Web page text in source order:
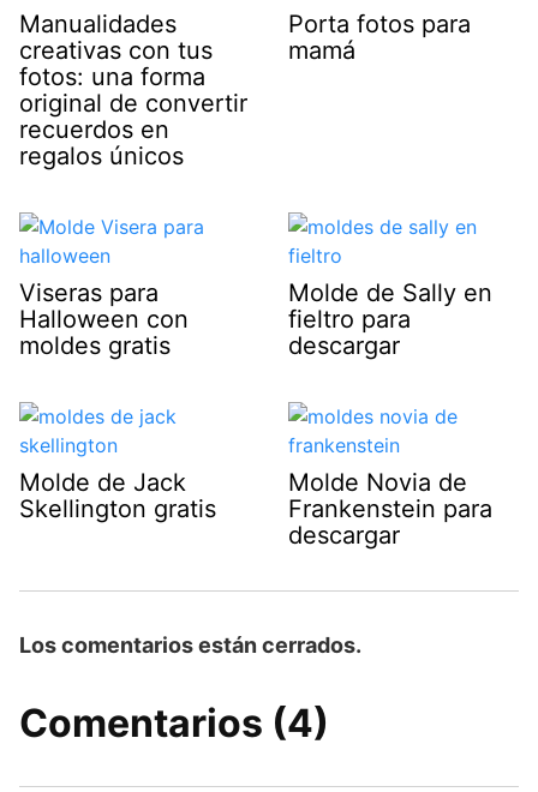
Manualidades
creativas con tus
fotos: una forma
original de convertir
recuerdos en
regalos únicos
Porta fotos para
mamá
Viseras para
Halloween con
moldes gratis
Molde de Sally en
fieltro para
descargar
Molde de Jack
Skellington gratis
Molde Novia de
Frankenstein para
descargar
Los comentarios están cerrados.
Comentarios (4)